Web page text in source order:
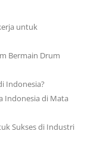
untuk
Bermain Drum
Indonesia?
Indonesia di Mata
Sukses di Industri